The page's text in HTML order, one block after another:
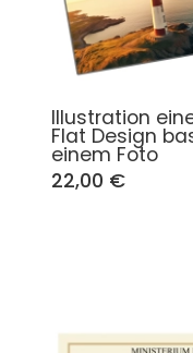
Illustration
Flat Design
einem Foto
22,00 €